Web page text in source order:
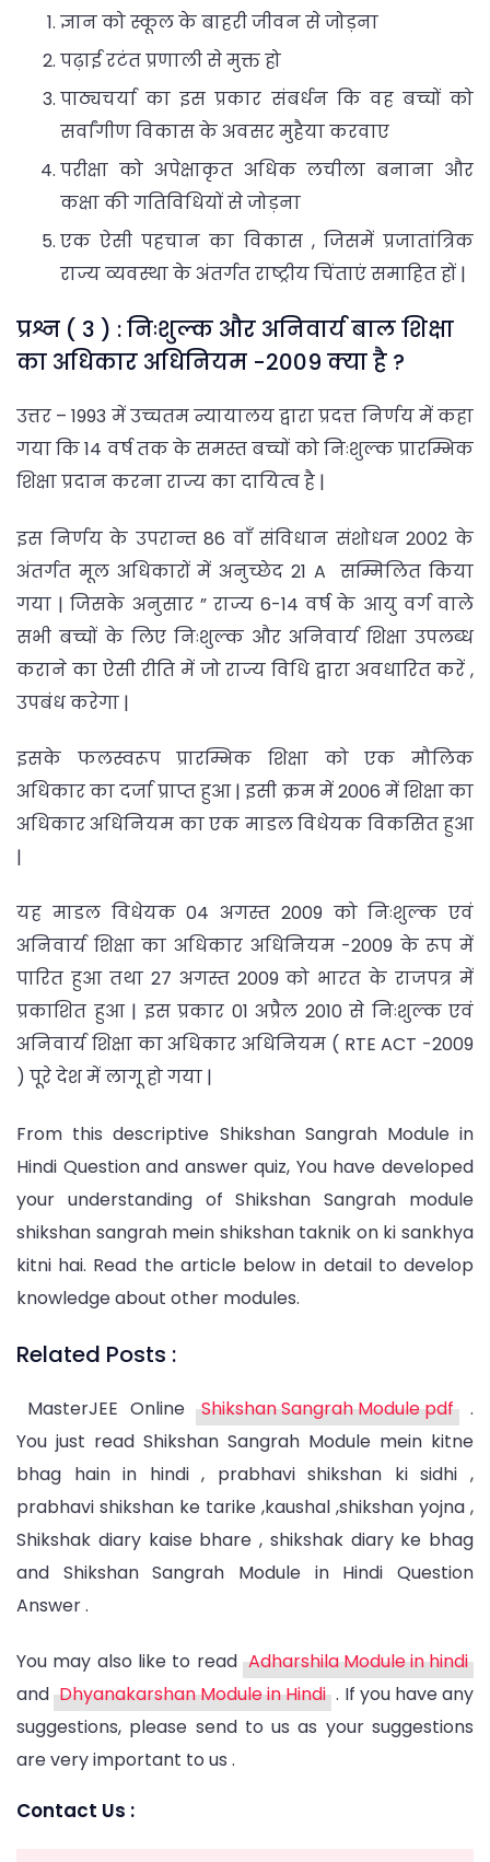
ज्ञान को स्कूल के बाहरी जीवन से जोड़ना
पढ़ाई रटंत प्रणाली से मुक्त हो
पाठ्यचर्या का इस प्रकार संबर्धन कि वह बच्चों को
सर्वांगीण विकास के अवसर मुहैया करवाए
परीक्षा को अपेक्षाकृत अधिक लचीला बनाना और
कक्षा की गतिविधियों से जोड़ना
एक ऐसी पहचान का विकास , जिसमें प्रजातांत्रिक
राज्य व्यवस्था के अंतर्गत राष्ट्रीय चिंताएं समाहित हों |
प्रश्न ( 3 ) : निःशुल्क और अनिवार्य बाल शिक्षा
का अधिकार अधिनियम -2009 क्या है ?
उत्तर – 1993 में उच्चतम न्यायालय द्वारा प्रदत्त निर्णय में कहा
गया कि 14 वर्ष तक के समस्त बच्चों को निःशुल्क प्रारम्भिक
शिक्षा प्रदान करना राज्य का दायित्व है |
इस निर्णय के उपरान्त 86 वाँ संविधान संशोधन 2002 के
अंतर्गत मूल अधिकारों में अनुच्छेद 21 A सम्मिलित किया
गया | जिसके अनुसार ” राज्य 6-14 वर्ष के आयु वर्ग वाले
सभी बच्चों के लिए निःशुल्क और अनिवार्य शिक्षा उपलब्ध
कराने का ऐसी रीति में जो राज्य विधि द्वारा अवधारित करें ,
उपबंध करेगा |
इसके फलस्वरूप प्रारम्भिक शिक्षा को एक मौलिक
अधिकार का दर्जा प्राप्त हुआ | इसी क्रम में 2006 में शिक्षा का
अधिकार अधिनियम का एक माडल विधेयक विकसित हुआ
|
यह माडल विधेयक 04 अगस्त 2009 को निःशुल्क एवं
अनिवार्य शिक्षा का अधिकार अधिनियम -2009 के रूप में
पारित हुआ तथा 27 अगस्त 2009 को भारत के राजपत्र में
प्रकाशित हुआ | इस प्रकार 01 अप्रैल 2010 से निःशुल्क एवं
अनिवार्य शिक्षा का अधिकार अधिनियम ( RTE ACT -2009
) पूरे देश में लागू हो गया |
From this descriptive Shikshan Sangrah Module in
Hindi Question and answer quiz, You have developed
your understanding of Shikshan Sangrah module
shikshan sangrah mein shikshan taknik on ki sankhya
kitni hai. Read the article below in detail to develop
knowledge about other modules.
Related Posts :
MasterJEE Online Shikshan Sangrah Module pdf .
You just read Shikshan Sangrah Module mein kitne
bhag hain in hindi , prabhavi shikshan ki sidhi ,
prabhavi shikshan ke tarike ,kaushal ,shikshan yojna ,
Shikshak diary kaise bhare , shikshak diary ke bhag
and Shikshan Sangrah Module in Hindi Question
Answer .
You may also like to read Adharshila Module in hindi
and Dhyanakarshan Module in Hindi . If you have any
suggestions, please send to us as your suggestions
are very important to us .
Contact Us :